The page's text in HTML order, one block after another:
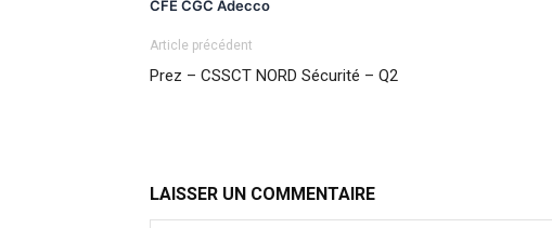
CFE CGC Adecco
Article précédent
Prez – CSSCT NORD Sécurité – Q2
LAISSER UN COMMENTAIRE